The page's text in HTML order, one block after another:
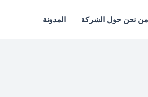
من نحن حول الشركة المدونة